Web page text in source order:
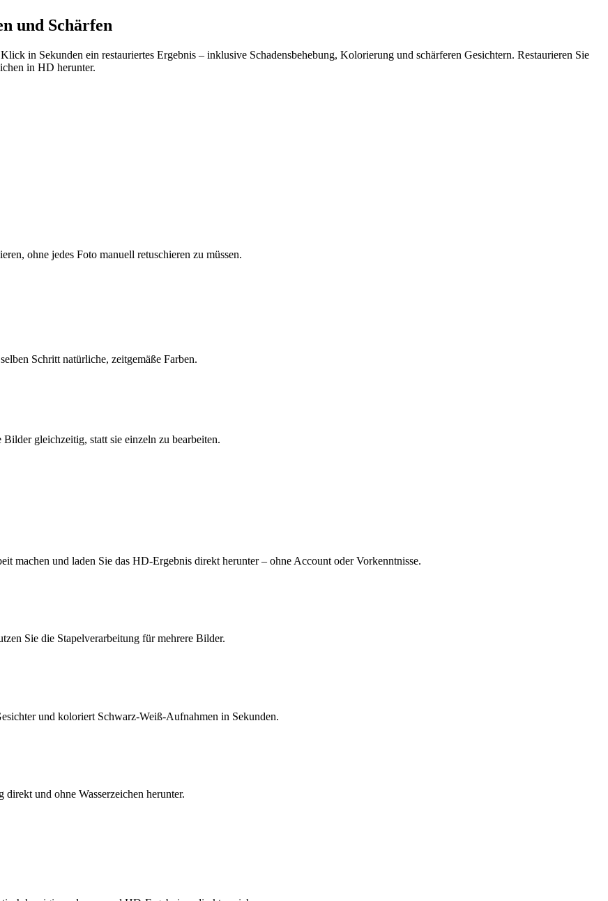
und Schärfen
in Sekunden ein restauriertes Ergebnis – inklusive Schadensbehebung, Kolorierung und schärferen Gesichtern. Restaurieren Sie
in HD herunter.
ohne jedes Foto manuell retuschieren zu müssen.
Schritt natürliche, zeitgemäße Farben.
gleichzeitig, statt sie einzeln zu bearbeiten.
machen und laden Sie das HD-Ergebnis direkt herunter – ohne Account oder Vorkenntnisse.
Sie die Stapelverarbeitung für mehrere Bilder.
und koloriert Schwarz-Weiß-Aufnahmen in Sekunden.
und ohne Wasserzeichen herunter.